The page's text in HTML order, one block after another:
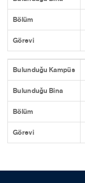
Bölüm
Görevi
Bulunduğu Kampüs
Bulunduğu Bina
Bölüm
Görevi